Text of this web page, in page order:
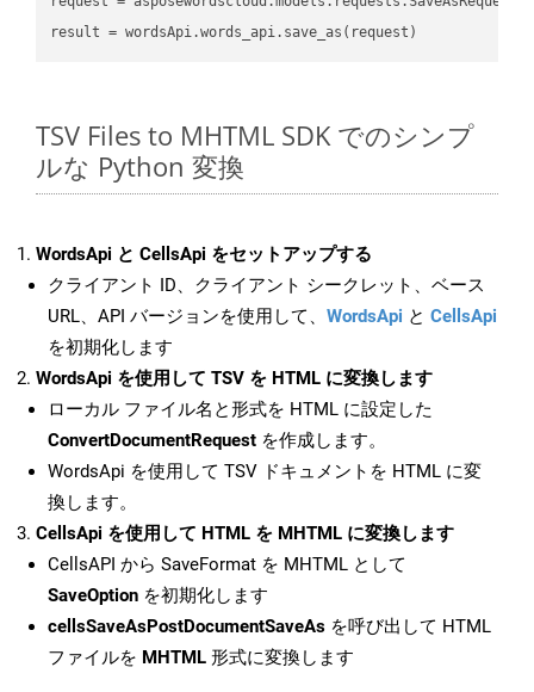
result
TSV Files to MHTML SDK でのシンプ
ルな Python 変換
WordsApi と CellsApi をセットアップする
クライアント ID、クライアント シークレット、ベース
URL、API バージョンを使用して、 WordsApi と CellsApi
を初期化します
WordsApi を使用して TSV を HTML に変換します
ローカル ファイル名と形式を HTML に設定した
ConvertDocumentRequest を作成します。
WordsApi を使用して TSV ドキュメントを HTML に変
換します。
CellsApi を使用して HTML を MHTML に変換します
CellsAPI から SaveFormat を MHTML として
SaveOption を初期化します
cellsSaveAsPostDocumentSaveAs を呼び出して HTML
ファイルを MHTML 形式に変換します